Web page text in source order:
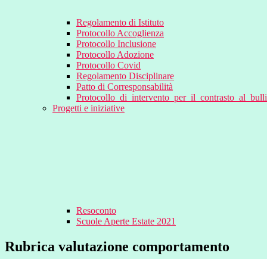
Regolamento di Istituto
Protocollo Accoglienza
Protocollo Inclusione
Protocollo Adozione
Protocollo Covid
Regolamento Disciplinare
Patto di Corresponsabilità
Progetti e iniziative
Resoconto
Scuole Aperte Estate 2021
Rubrica valutazione comportamento